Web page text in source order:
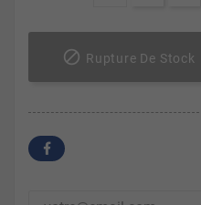
 Rupture De Stock